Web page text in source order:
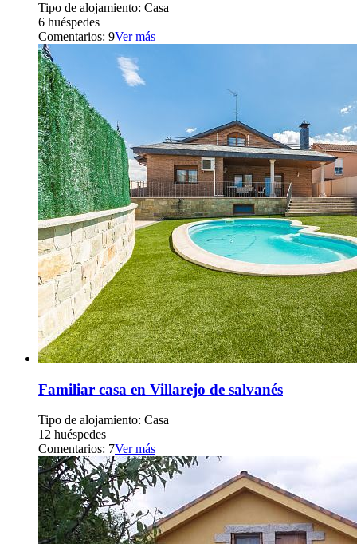
Tipo de alojamiento: Casa
6 huéspedes
Comentarios: 9Ver más
Familiar casa en Villarejo de salvanés
Tipo de alojamiento: Casa
12 huéspedes
Comentarios: 7Ver más